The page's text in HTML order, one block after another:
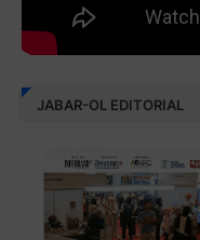
JABAR-OL EDITORIAL